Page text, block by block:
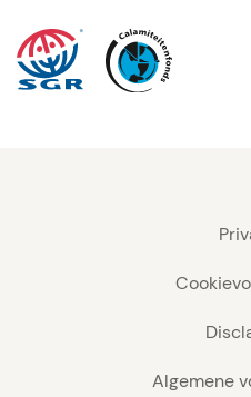
Algemene